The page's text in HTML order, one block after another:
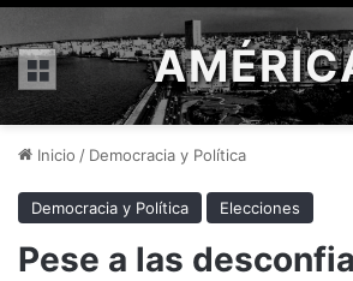
Menú
Inicio / Democracia y Política
Democracia y Política Elecciones
Pese a las